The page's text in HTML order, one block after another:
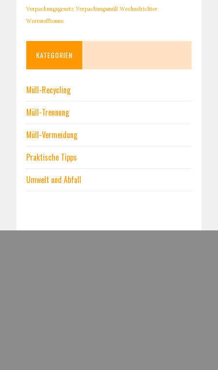
Verpackungsgesetz Verpackungsmüll Wechselrichter
Wertstofftonne
KATEGORIEN
Müll-Recycling
Müll-Trennung
Müll-Vermeidung
Praktische Tipps
Umwelt und Abfall